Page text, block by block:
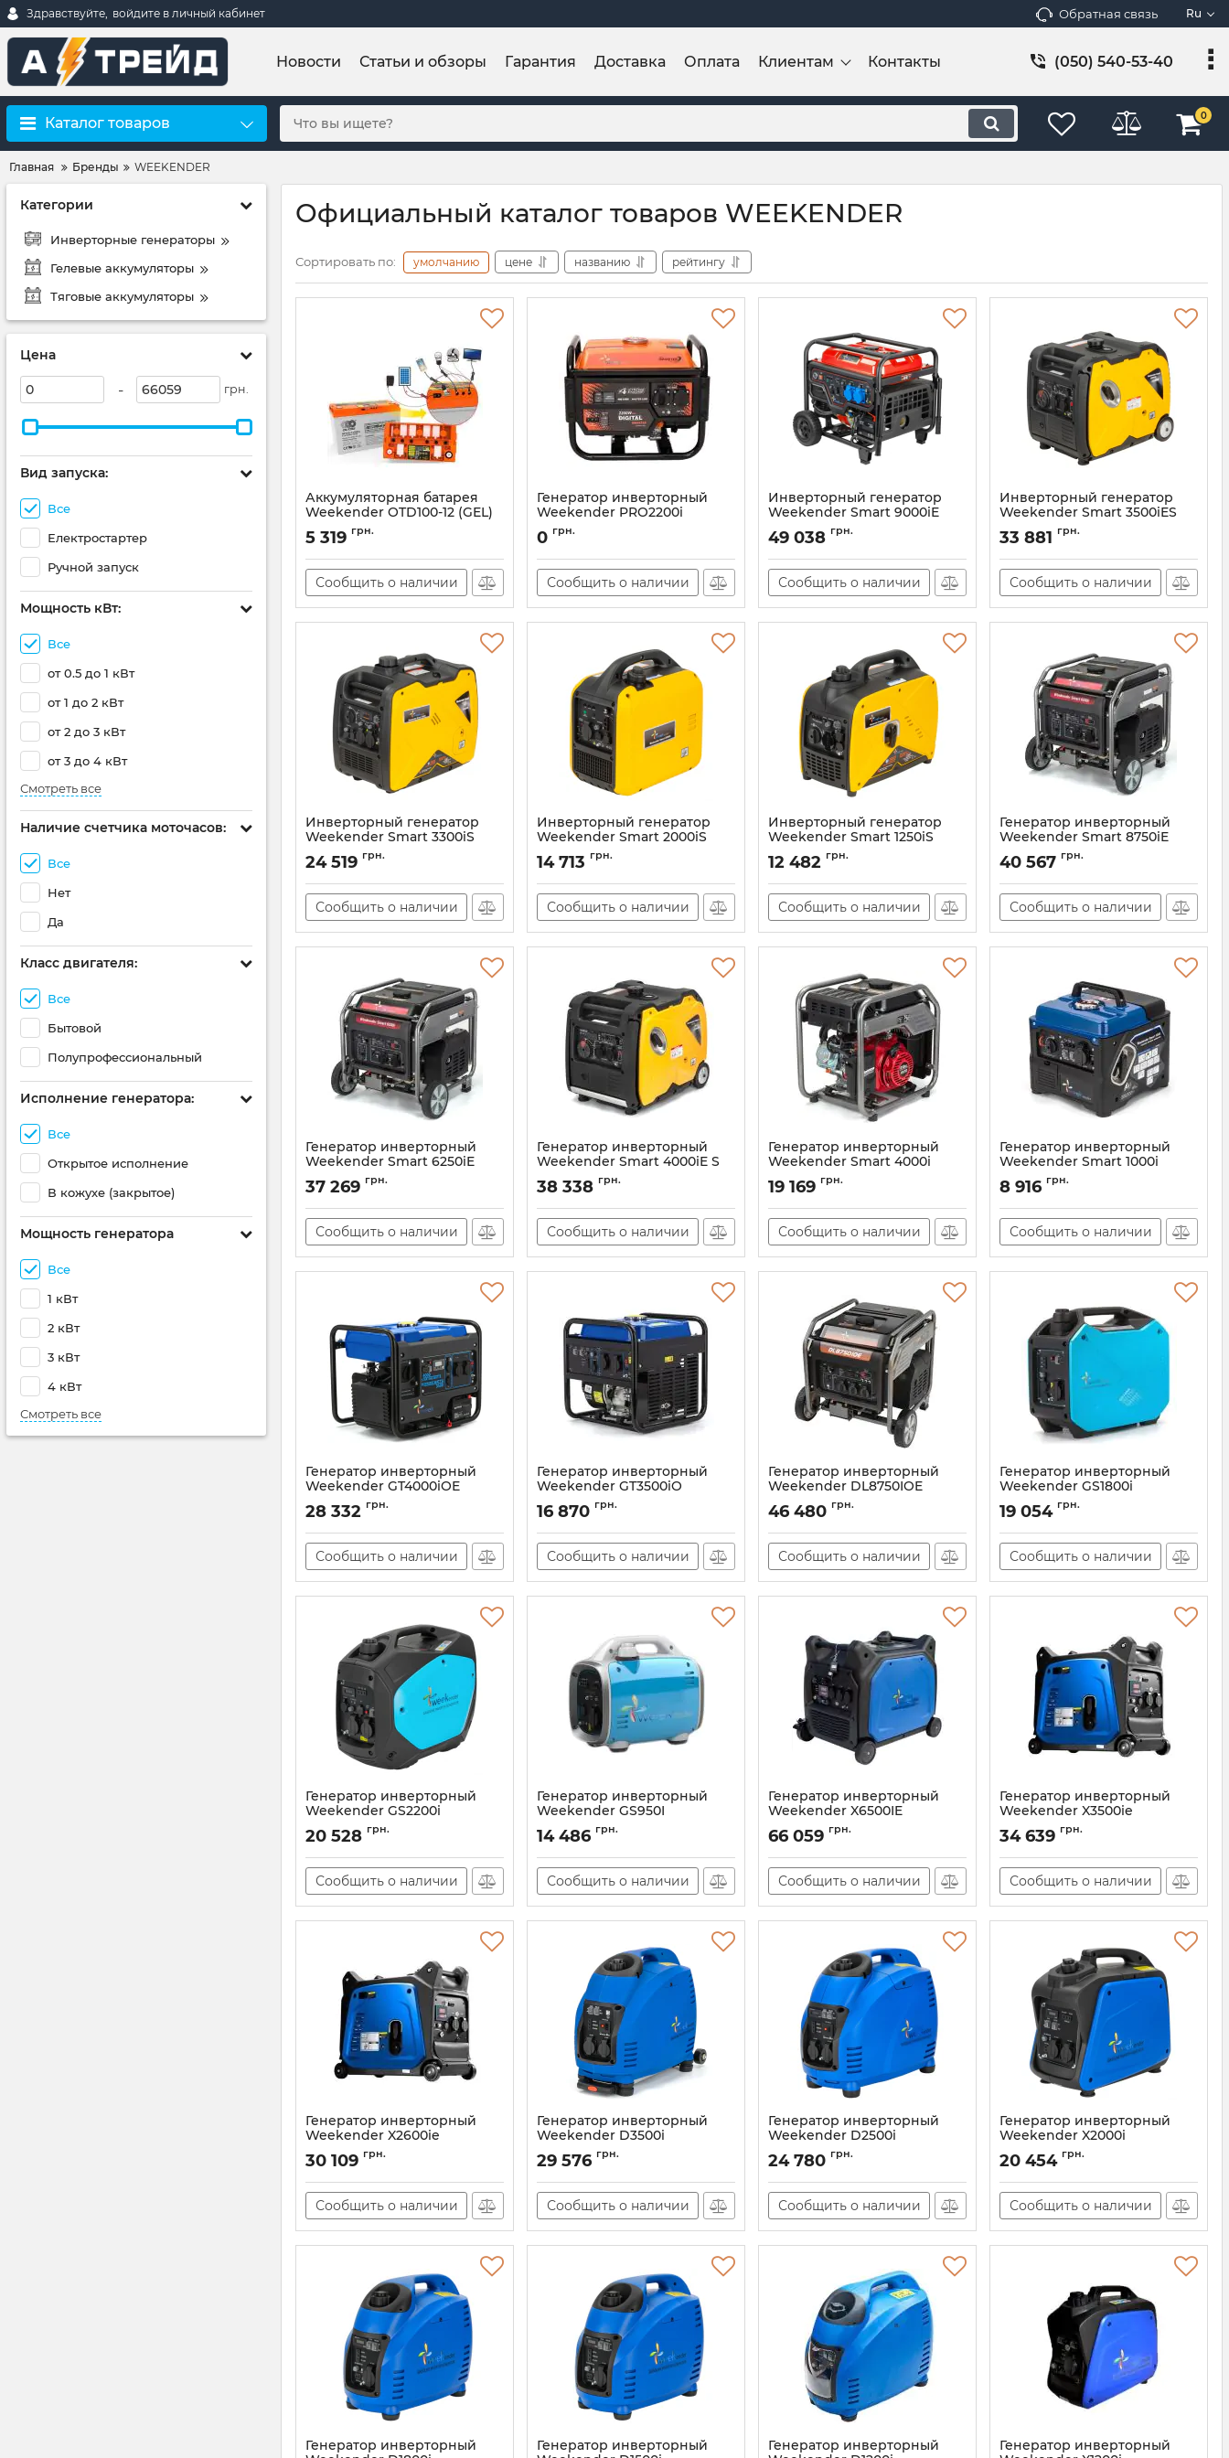
Здравствуйте, войдите в личный кабинет Обратная связь Ru
Новости Статьи и обзоры Гарантия Доставка Оплата Клиентам Контакты (050) 540-53-40
Каталог товаров 0
Главная Бренды WEEKENDER
Категории
Инверторные генераторы
Гелевые аккумуляторы
Тяговые аккумуляторы
Цена
- грн.
Вид запуска:
Все
Електростартер
Ручной запуск
Мощность кВт:
Все
от 0.5 до 1 кВт
от 1 до 2 кВт
от 2 до 3 кВт
от 3 до 4 кВт
Смотреть все
Наличие счетчика моточасов:
Все
Нет
Да
Класс двигателя:
Все
Бытовой
Полупрофессиональный
Исполнение генератора:
Все
Открытое исполнение
В кожухе (закрытое)
Мощность генератора
Все
1 кВт
2 кВт
3 кВт
4 кВт
Смотреть все
Официальный каталог товаров WEEKENDER
Сортировать по: умолчанию цене названию рейтингу
Аккумуляторная батарея
Weekender OTD100-12 (GEL)
Артикул: АН010049
5 319 грн.
Сообщить о наличии
Генератор инверторный
Weekender PRO2200i
Артикул:
0 грн.
Сообщить о наличии
Инверторный генератор
Weekender Smart 9000iE
Артикул: 11676-01
49 038 грн.
Сообщить о наличии
Инверторный генератор
Weekender Smart 3500iES
Артикул: 11677-01
33 881 грн.
Сообщить о наличии
Инверторный генератор
Weekender Smart 3300iS
Артикул: 11680-01
24 519 грн.
Сообщить о наличии
Инверторный генератор
Weekender Smart 2000iS
Артикул: 11679-01
14 713 грн.
Сообщить о наличии
Инверторный генератор
Weekender Smart 1250iS
Артикул: 11678-01
12 482 грн.
Сообщить о наличии
Генератор инверторный
Weekender Smart 8750iE
Артикул: Smart-8750iE
40 567 грн.
Сообщить о наличии
Генератор инверторный
Weekender Smart 6250iE
Артикул: Smart-6250iE
37 269 грн.
Сообщить о наличии
Генератор инверторный
Weekender Smart 4000iE S
Артикул: Smart-4000iE-S
38 338 грн.
Сообщить о наличии
Генератор инверторный
Weekender Smart 4000i
Артикул: Smart-4000i
19 169 грн.
Сообщить о наличии
Генератор инверторный
Weekender Smart 1000i
Артикул: Smart-1000i
8 916 грн.
Сообщить о наличии
Генератор инверторный
Weekender GT4000iOE
Артикул: GT4000iOE
28 332 грн.
Сообщить о наличии
Генератор инверторный
Weekender GT3500iO
Артикул: GT3500iO
16 870 грн.
Сообщить о наличии
Генератор инверторный
Weekender DL8750IOE
Артикул: АН010047
46 480 грн.
Сообщить о наличии
Генератор инверторный
Weekender GS1800i
Артикул: GS1800i
19 054 грн.
Сообщить о наличии
Генератор инверторный
Weekender GS2200i
Артикул: GS2200i
20 528 грн.
Сообщить о наличии
Генератор инверторный
Weekender GS950I
Артикул: GS950i
14 486 грн.
Сообщить о наличии
Генератор инверторный
Weekender X6500IE
Артикул: X6500ie
66 059 грн.
Сообщить о наличии
Генератор инверторный
Weekender X3500ie
Артикул: X3500ie
34 639 грн.
Сообщить о наличии
Генератор инверторный
Weekender X2600ie
Артикул: X2600ie
30 109 грн.
Сообщить о наличии
Генератор инверторный
Weekender D3500i
Артикул: D3500i
29 576 грн.
Сообщить о наличии
Генератор инверторный
Weekender D2500i
Артикул: D2500i
24 780 грн.
Сообщить о наличии
Генератор инверторный
Weekender X2000i
Артикул: X2000i
20 454 грн.
Сообщить о наличии
Генератор инверторный
Генератор инверторный
Генератор инверторный
Генератор инверторный